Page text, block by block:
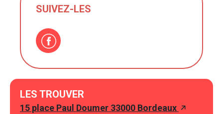
SUIVEZ-LES
LES TROUVER
15 place Paul Doumer 33000 Bordeaux